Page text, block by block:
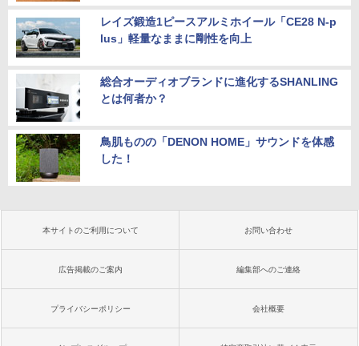
レイズ鍛造1ピースアルミホイール「CE28 N-p
lus」軽量なままに剛性を向上
総合オーディオブランドに進化するSHANLING
とは何者か？
鳥肌ものの「DENON HOME」サウンドを体感
した！
本サイトのご利用について お問い合わせ
広告掲載のご案内 編集部へのご連絡
プライバシーポリシー 会社概要